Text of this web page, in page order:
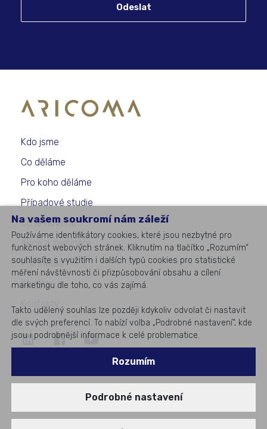
Odeslat
Na vašem soukromí nám záleží
Používáme identifikátory cookies, které jsou nezbytné pro
funkčnost webových stránek. Kliknutím na tlačítko „Rozumím“
souhlasíte s využitím i dalších typů cookies pro statistické
měření návštěvnosti či přizpůsobování obsahu a cílení
marketingu dle toho, co vás zajímá.
Takto udělený souhlas lze později kdykoliv odvolat či nastavit
dle svých preferencí. To nabízí volba „Podrobné nastavení“, kde
jsou i podrobnější informace k celé problematice.
Rozumím
Podrobné nastavení
Kdo jsme
Co děláme
Pro koho děláme
Případové studie
Co je nového
Akce a semináře
Pro média
Kariéra
Kontakty
All rights reserved